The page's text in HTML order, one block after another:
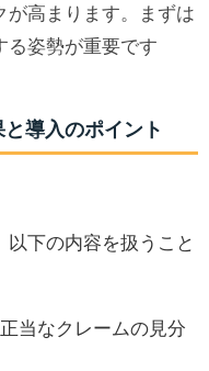
が高まります。まずは
る姿勢が重要です
導入のポイント
下の内容を扱うこと
当なクレームの見分